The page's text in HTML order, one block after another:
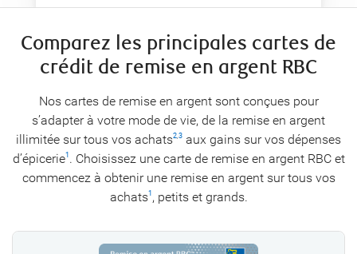
Comparez les principales cartes de
crédit de remise en argent RBC
Nos cartes de remise en argent sont conçues pour
s’adapter à votre mode de vie, de la remise en argent
illimitée sur tous vos achats2,3 aux gains sur vos dépenses
d’épicerie1 . Choisissez une carte de remise en argent RBC et
commencez à obtenir une remise en argent sur tous vos
achats1 , petits et grands.